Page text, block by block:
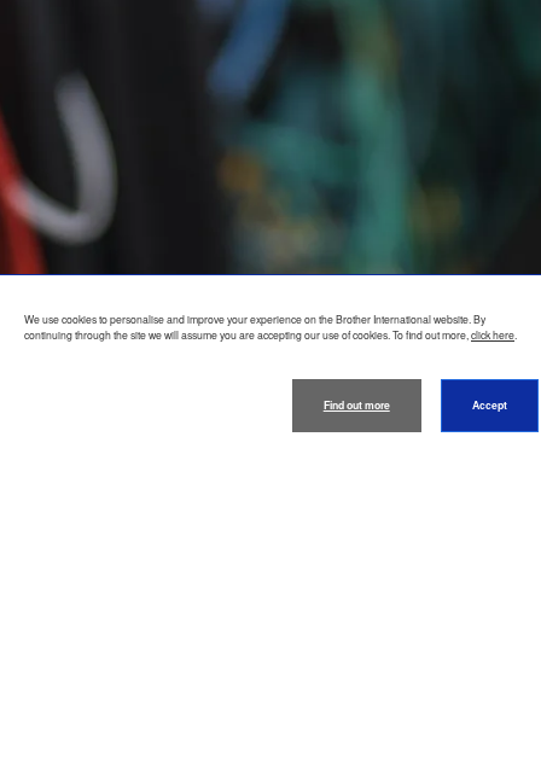
We use cookies to personalise and improve your experience on the Brother International website. By
continuing through the site we will assume you are accepting our use of cookies. To find out more, click here
Find out more Accept